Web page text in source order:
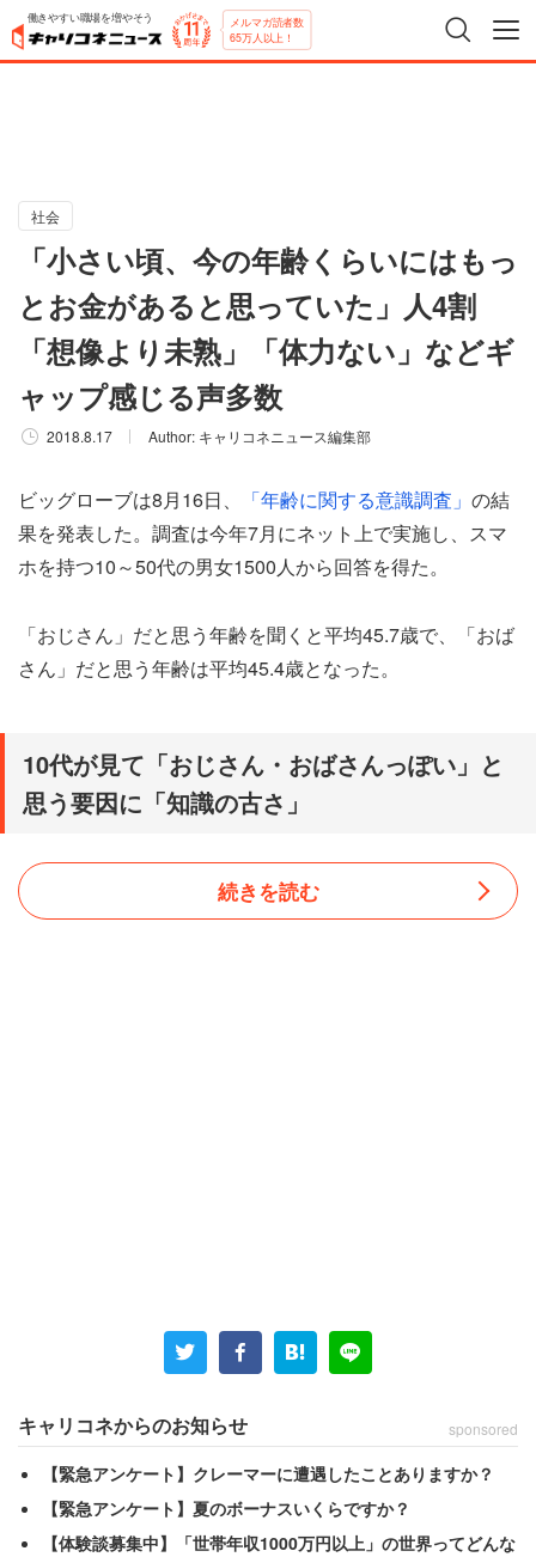
働きやすい職場を増やそう メルマガ読者数
65万人以上！
社会
「小さい頃、今の年齢くらいにはもっ
とお金があると思っていた」人4割
「想像より未熟」「体力ない」などギ
ャップ感じる声多数
2018.8.17 Author: キャリコネニュース編集部
ビッグローブは8月16日、 「年齢に関する意識調査」 の結
果を発表した。調査は今年7月にネット上で実施し、スマ
ホを持つ10～50代の男女1500人から回答を得た。
「おじさん」だと思う年齢を聞くと平均45.7歳で、「おば
さん」だと思う年齢は平均45.4歳となった。
10代が見て「おじさん・おばさんっぽい」と
思う要因に「知識の古さ」
続きを読む
キャリコネからのお知らせ sponsored
【緊急アンケート】クレーマーに遭遇したことありますか？
【緊急アンケート】夏のボーナスいくらですか？
【体験談募集中】「世帯年収1000万円以上」の世界ってどんな